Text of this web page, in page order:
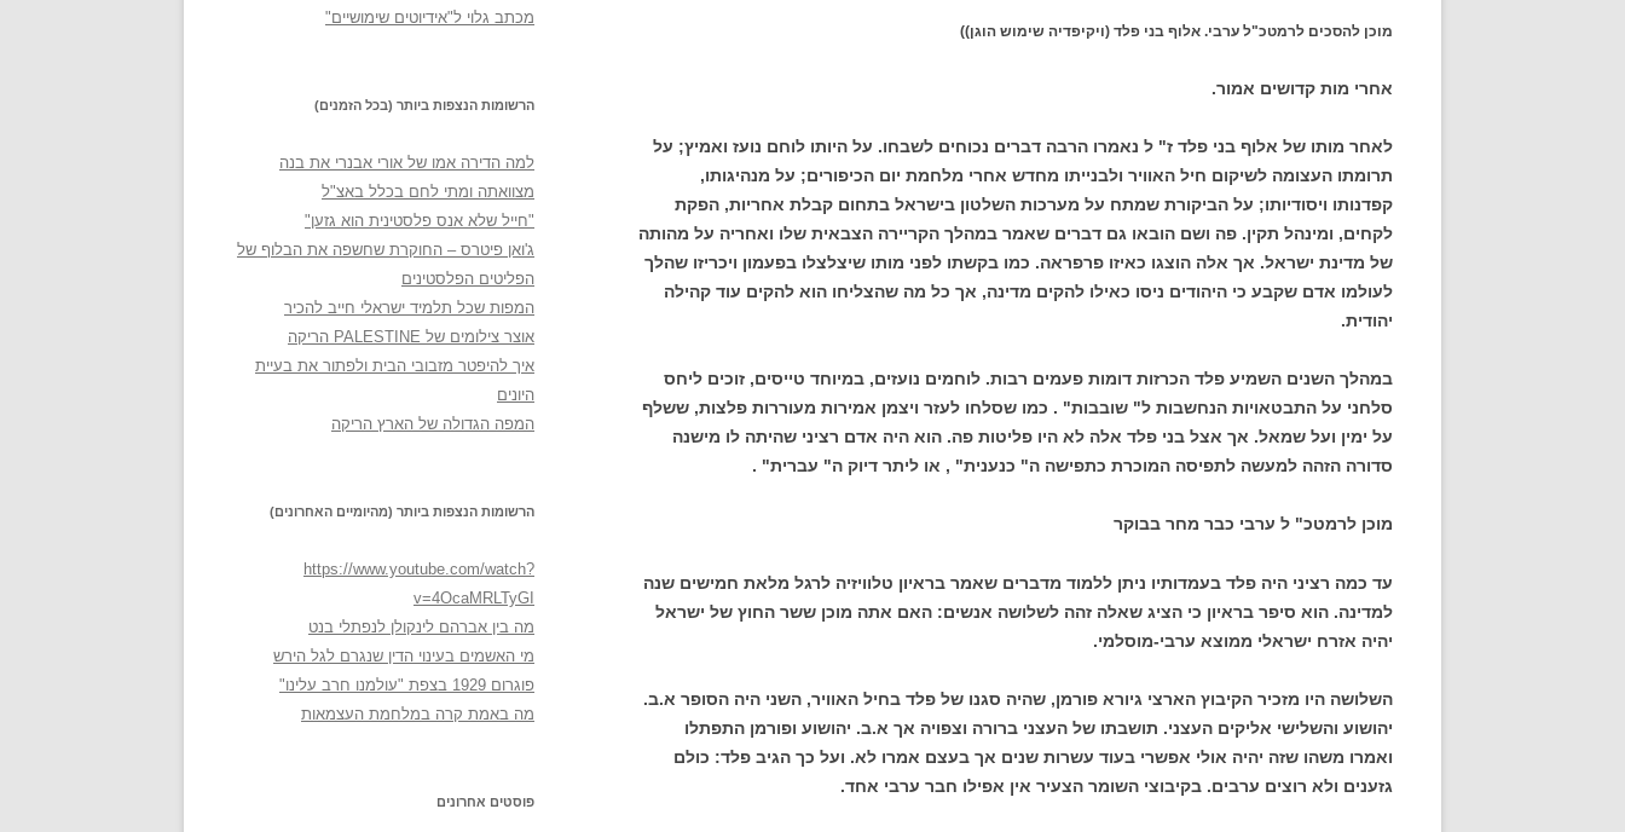
מוכן להסכים לרמטכ"ל ערבי. אלוף בני פלד (ויקיפדיה שימוש הוגן))
אחרי מות קדושים אמור.
לאחר מותו של אלוף בני פלד ז" ל נאמרו הרבה דברים נכוחים לשבחו. על היותו לוחם נועז ואמיץ; על
תרומתו העצומה לשיקום חיל האוויר ולבנייתו מחדש אחרי מלחמת יום הכיפורים; על מנהיגותו,
קפדנותו ויסודיותו; על הביקורת שמתח על מערכות השלטון בישראל בתחום קבלת אחריות, הפקת
לקחים, ומינהל תקין. פה ושם הובאו גם דברים שאמר במהלך הקריירה הצבאית שלו ואחריה על מהותה
של מדינת ישראל. אך אלה הוצגו כאיזו פרפראה. כמו בקשתו לפני מותו שיצלצלו בפעמון ויכריזו שהלך
לעולמו אדם שקבע כי היהודים ניסו כאילו להקים מדינה, אך כל מה שהצליחו הוא להקים עוד קהילה
יהודית.
במהלך השנים השמיע פלד הכרזות דומות פעמים רבות. לוחמים נועזים, במיוחד טייסים, זוכים ליחס
סלחני על התבטאויות הנחשבות ל" שובבות" . כמו שסלחו לעזר ויצמן אמירות מעוררות פלצות, ששלף
על ימין ועל שמאל. אך אצל בני פלד אלה לא היו פליטות פה. הוא היה אדם רציני שהיתה לו מישנה
סדורה הזהה למעשה לתפיסה המוכרת כתפישה ה" כנענית" , או ליתר דיוק ה" עברית" .
מוכן לרמטכ" ל ערבי כבר מחר בבוקר
עד כמה רציני היה פלד בעמדותיו ניתן ללמוד מדברים שאמר בראיון טלוויזיה לרגל מלאת חמישים שנה
למדינה. הוא סיפר בראיון כי הציג שאלה זהה לשלושה אנשים: האם אתה מוכן ששר החוץ של ישראל
יהיה אזרח ישראלי ממוצא ערבי-מוסלמי.
השלושה היו מזכיר הקיבוץ הארצי גיורא פורמן, שהיה סגנו של פלד בחיל האוויר, השני היה הסופר א.ב.
יהושוע והשלישי אליקים העצני. תושבתו של העצני ברורה וצפויה אך א.ב. יהושוע ופורמן התפתלו
ואמרו משהו שזה יהיה אולי אפשרי בעוד עשרות שנים אך בעצם אמרו לא. ועל כך הגיב פלד: כולם
גזענים ולא רוצים ערבים. בקיבוצי השומר הצעיר אין אפילו חבר ערבי אחד.
מכתב גלוי ל"אידיוטים שימושיים"
הרשומות הנצפות ביותר (בכל הזמנים)
למה הדירה אמו של אורי אבנרי את בנה
מצוואתה ומתי לחם בכלל באצ"ל
"חייל שלא אנס פלסטינית הוא גזען"
ג'ואן פיטרס – החוקרת שחשפה את הבלוף של
הפליטים הפלסטינים
המפות שכל תלמיד ישראלי חייב להכיר
אוצר צילומים של PALESTINE הריקה
איך להיפטר מזבובי הבית ולפתור את בעיית
היונים
המפה הגדולה של הארץ הריקה
הרשומות הנצפות ביותר (מהיומיים האחרונים)
https://www.youtube.com/watch?
v=4OcaMRLTyGI
מה בין אברהם לינקולן לנפתלי בנט
מי האשמים בעינוי הדין שנגרם לגל הירש
פוגרום 1929 בצפת "עולמנו חרב עלינו"
מה באמת קרה במלחמת העצמאות
פוסטים אחרונים